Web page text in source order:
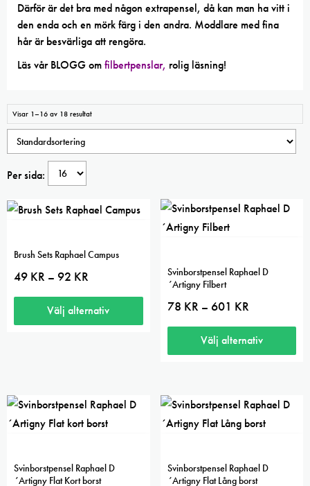
Därför är det bra med någon extrapensel, då kan man ha vitt i
den enda och en mörk färg i den andra. Moddlare med fina
hår är besvärliga att rengöra.
Läs vår BLOGG omfilbertpenslar, rolig läsning!
Visar 1–16 av 18 resultat
Per sida:
Brush Sets Raphael Campus
49 KR – 92 KR
till
92 kr
Välj alternativ
flera
varianter.
olika
Svinborstpensel Raphael D
´Artigny Filbert
78 KR – 601 KRPrisintervall:
till
601 kr
Välj alternativ
produkten
har
De
Svinborstpensel Raphael D
´Artigny Flat Kort borst
Svinborstpensel Raphael D
´Artigny Flat Lång borst